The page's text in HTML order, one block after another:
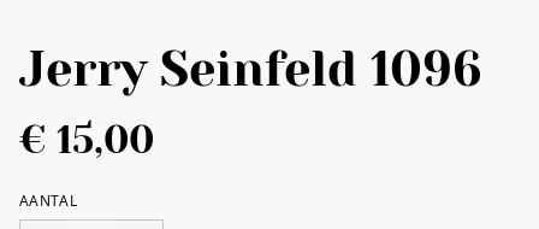
Jerry Seinfeld 1096
€ 15,00
AANTAL